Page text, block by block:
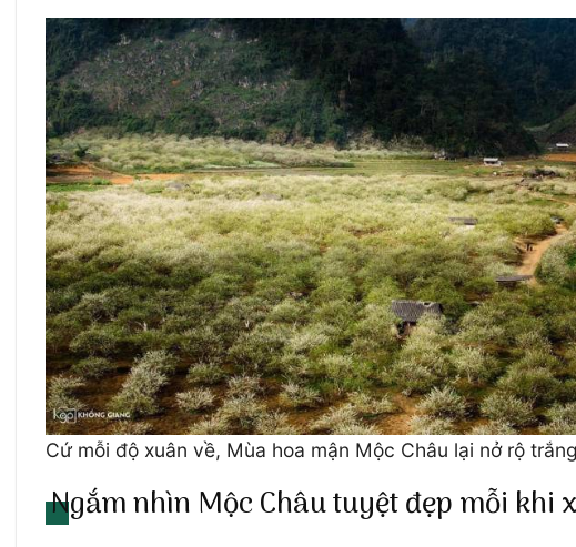
Cứ mỗi độ xuân về, Mùa hoa mận Mộc Châu lại nở rộ
Ngắm nhìn Mộc Châu tuyệt đẹp mỗi khi